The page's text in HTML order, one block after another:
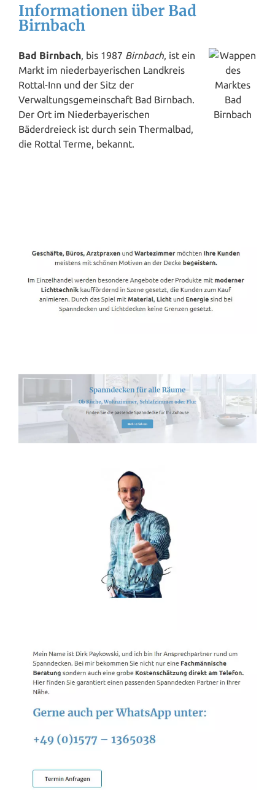
Informationen über Bad
Birnbach
Bad Birnbach, bis 1987 Birnbach, ist ein
Markt im niederbayerischen Landkreis
Rottal-Inn und der Sitz der
Verwaltungsgemeinschaft Bad Birnbach.
Der Ort im Niederbayerischen
Bäderdreieck ist durch sein Thermalbad,
die Rottal Terme, bekannt.